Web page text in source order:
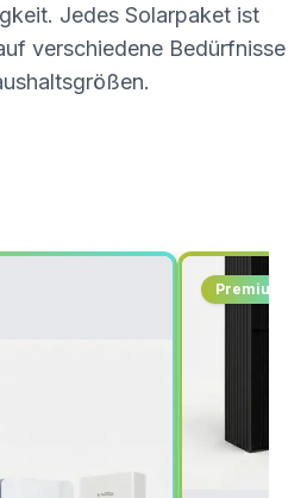
Jedes Solarpaket ist
verschiedene Bedürfnisse
Premium